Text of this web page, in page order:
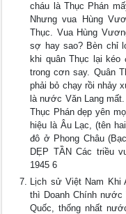
cháu là Thục Phán
Nhưng vua Hùng
Thục. Vua Hùng
sợ hay sao? Bèn chỉ
khi quân Thục lại kéo
trong cơn say. Quân
phải bỏ chạy rồi nhảy
là nước Văn Lang
Thục Phán dẹp yên
hiệu là Âu Lạc, (tên
đô ở Phong Châu
DẸP TẦN Các triều
1945 6
Lịch sử Việt Nam
thì Doanh Chính nước
Quốc, thống nhất